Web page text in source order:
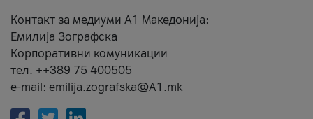
Контакт за медиуми А1 Македонија:
Емилија Зографска
Корпоративни комуникации
тел. ++389 75 400505
e-mail: emilija.zografska@A1.mk